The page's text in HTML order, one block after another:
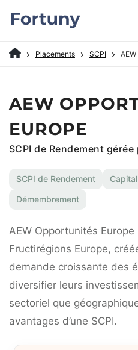
Placements SCPI
AEW
EUROPE
SCPI de Rendement
SCPI de Rendement
Démembrement
AEW Opportunités
Fructirégions Europe,
demande croissante des
diversifier leurs
sectoriel que
avantages d’une SCPI.